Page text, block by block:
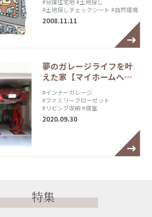
#分譲住宅地#土地探し
#土地探しチェックシート #自然環境
2008.11.11
夢のガレージライフを叶
えた家【マイホームへ…
#インナーガレージ
#ファミリークローゼット
#リビング収納 #寝室
2020.09.30
特集